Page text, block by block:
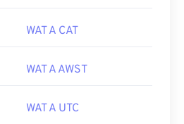
WAT A CAT
WAT A AWST
WAT A UTC